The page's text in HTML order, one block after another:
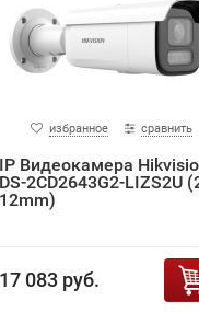
избранное сравнить
IP Видеокамера
DS-2CD2643G2-LIZS2U
12mm)
17 083 руб.